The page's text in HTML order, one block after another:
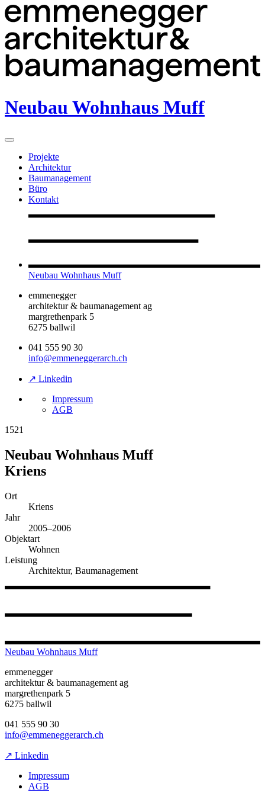
Neubau Wohnhaus Muff
Projekte
Architektur
Baumanagement
Büro
Kontakt
Neubau Wohnhaus Muff
emmenegger
architektur & baumanagement ag
margrethenpark 5
6275 ballwil
041 555 90 30
info@emmeneggerarch.ch
↗ Linkedin
Impressum
AGB
1521
Neubau Wohnhaus Muff
Kriens
Ort
Kriens
Jahr
2005–2006
Objektart
Wohnen
Leistung
Architektur, Baumanagement
Neubau Wohnhaus Muff
emmenegger
architektur & baumanagement ag
margrethenpark 5
6275 ballwil
041 555 90 30
info@emmeneggerarch.ch
↗ Linkedin
Impressum
AGB